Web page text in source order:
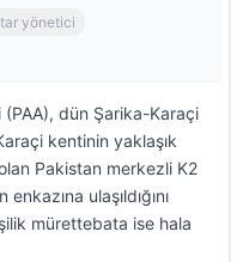
yönetici
(PAA), dün Şarika-Karaçi
kentinin yaklaşık
Pakistan merkezli K2
ulaşıldığını
mürettebata ise hala